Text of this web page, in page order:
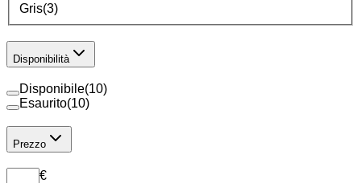
Gris(3)
Disponibilità
Disponibile(10)
Esaurito(10)
Prezzo
€